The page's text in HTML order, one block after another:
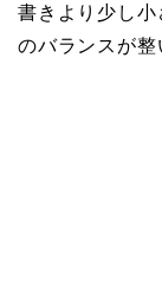
書きより少し
のバランスが整